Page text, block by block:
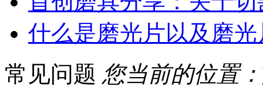
什么是磨光片以及磨
常见问题 您当前的位置：